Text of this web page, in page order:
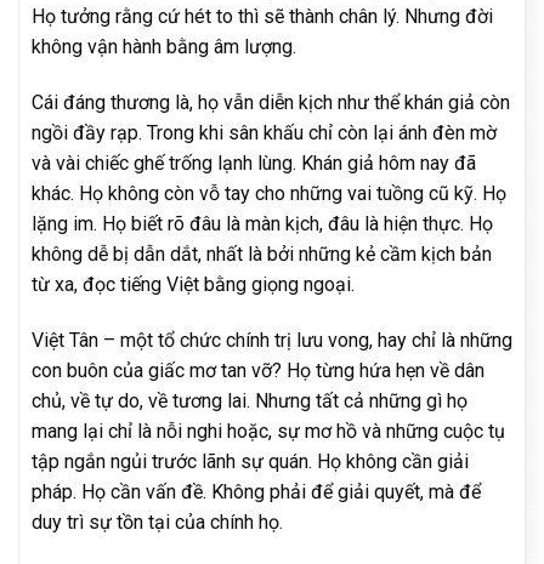
Họ tưởng rằng cứ hét to thì sẽ thành chân lý. Nhưng đời
không vận hành bằng âm lượng.
Cái đáng thương là, họ vẫn diễn kịch như thể khán giả còn
ngồi đầy rạp. Trong khi sân khấu chỉ còn lại ánh đèn mờ
và vài chiếc ghế trống lạnh lùng. Khán giả hôm nay đã
khác. Họ không còn vỗ tay cho những vai tuồng cũ kỹ. Họ
lặng im. Họ biết rõ đâu là màn kịch, đâu là hiện thực. Họ
không dễ bị dẫn dắt, nhất là bởi những kẻ cầm kịch bản
từ xa, đọc tiếng Việt bằng giọng ngoại.
Việt Tân – một tổ chức chính trị lưu vong, hay chỉ là những
con buôn của giấc mơ tan vỡ? Họ từng hứa hẹn về dân
chủ, về tự do, về tương lai. Nhưng tất cả những gì họ
mang lại chỉ là nỗi nghi hoặc, sự mơ hồ và những cuộc tụ
tập ngắn ngủi trước lãnh sự quán. Họ không cần giải
pháp. Họ cần vấn đề. Không phải để giải quyết, mà để
duy trì sự tồn tại của chính họ.